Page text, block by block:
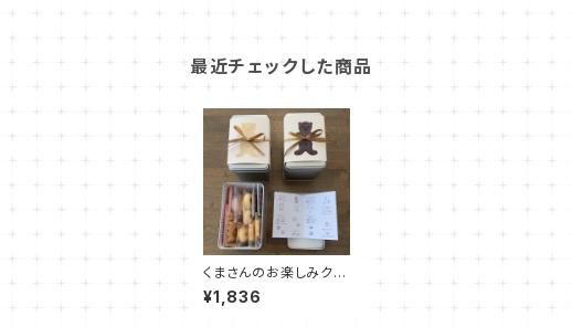
最近チェックした商品
くまさんのお楽しみクッ
キー缶：小サイズ
¥1,836